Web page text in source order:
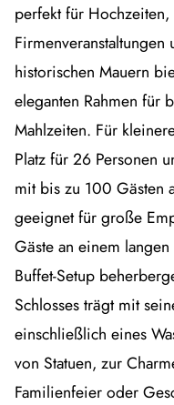
perfekt für
historischen Mauern
eleganten Rahmen für
Mahlzeiten. Für
Platz für 26 Personen
mit bis zu 100 Gästen
geeignet für große
Gäste an einem
Buffet-Setup
Schlosses trägt mit
einschließlich eines
von Statuen, zur
Familienfeier oder